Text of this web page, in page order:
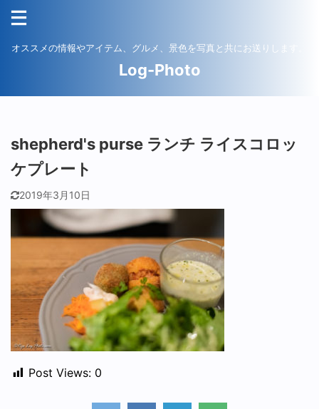
オススメの情報やアイテム、グルメ、景色を写真と共にお送りします。
Log-Photo
shepherd's purse ランチ ライスコロッ
ケプレート
2019年3月10日
Post Views: 0